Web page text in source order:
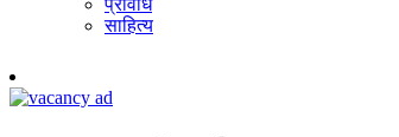
प्रविधि
साहित्य